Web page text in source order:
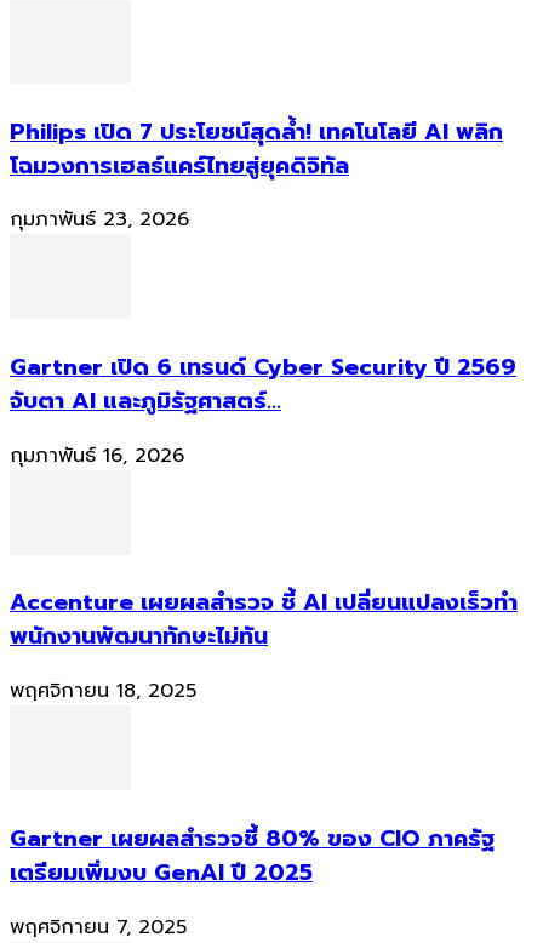
Philips เปิด 7 ประโยชน์สุดล้ำ! เทคโนโลยี AI พลิก
โฉมวงการเฮลธ์แคร์ไทยสู่ยุคดิจิทัล
กุมภาพันธ์ 23, 2026
Gartner เปิด 6 เทรนด์ Cyber Security ปี 2569
จับตา AI และภูมิรัฐศาสตร์...
กุมภาพันธ์ 16, 2026
Accenture เผยผลสำรวจ ชี้ AI เปลี่ยนแปลงเร็วทำ
พนักงานพัฒนาทักษะไม่ทัน
พฤศจิกายน 18, 2025
Gartner เผยผลสำรวจชี้ 80% ของ CIO ภาครัฐ
เตรียมเพิ่มงบ GenAI ปี 2025
พฤศจิกายน 7, 2025